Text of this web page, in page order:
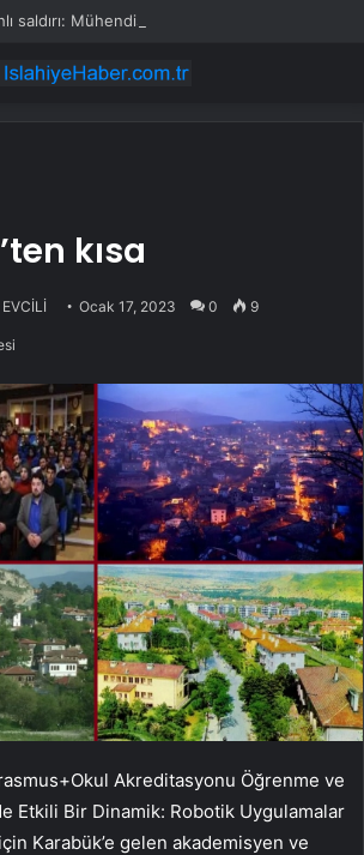
kısa
Ocak 17, 2023 0 9
Akreditasyonu Öğrenme ve
Etkili Bir Dinamik: Robotik Uygulamalar
için Karabük’e gelen akademisyen ve